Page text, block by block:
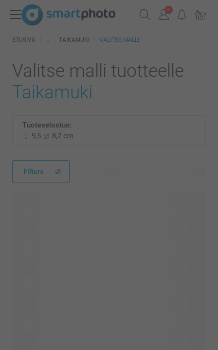
ETUSIVU TAIKAMUKI VALITSE MALLI
Valitse malli tuotteelle
Taikamuki
Tuoteselostus:
9,5
8,2 cm
Filters